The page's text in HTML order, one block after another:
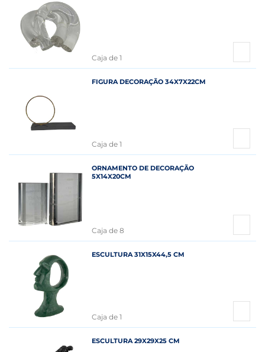
Caja de 1
FIGURA DECORAÇÃO 34X7X22CM
Caja de 1
ORNAMENTO DE DECORAÇÃO
5X14X20CM
Caja de 8
ESCULTURA 31X15X44,5 CM
Caja de 1
ESCULTURA 29X29X25 CM